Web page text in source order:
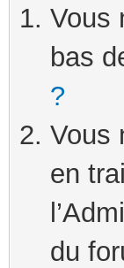
Vous
bas
?
Vous
en
du